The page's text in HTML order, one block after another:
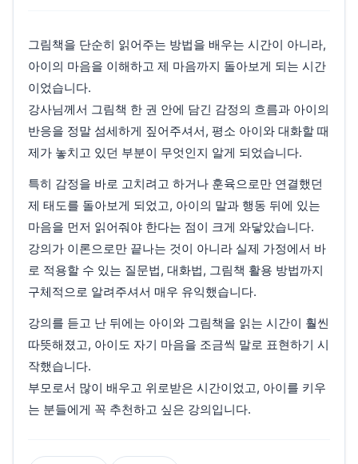
그림책을 단순히 읽어주는 방법을 배우는 시간이 아니라,
아이의 마음을 이해하고 제 마음까지 돌아보게 되는 시간
이었습니다.
강사님께서 그림책 한 권 안에 담긴 감정의 흐름과 아이의
반응을 정말 섬세하게 짚어주셔서, 평소 아이와 대화할 때
제가 놓치고 있던 부분이 무엇인지 알게 되었습니다.
특히 감정을 바로 고치려고 하거나 훈육으로만 연결했던
제 태도를 돌아보게 되었고, 아이의 말과 행동 뒤에 있는
마음을 먼저 읽어줘야 한다는 점이 크게 와닿았습니다.
강의가 이론으로만 끝나는 것이 아니라 실제 가정에서 바
로 적용할 수 있는 질문법, 대화법, 그림책 활용 방법까지
구체적으로 알려주셔서 매우 유익했습니다.
강의를 듣고 난 뒤에는 아이와 그림책을 읽는 시간이 훨씬
따뜻해졌고, 아이도 자기 마음을 조금씩 말로 표현하기 시
작했습니다.
부모로서 많이 배우고 위로받은 시간이었고, 아이를 키우
는 분들에게 꼭 추천하고 싶은 강의입니다.